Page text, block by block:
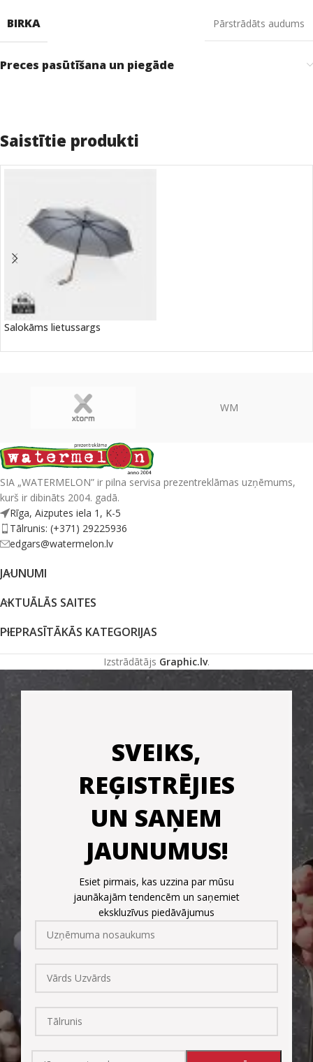
BIRKA Pārstrādāts audums
Preces pasūtīšana un piegāde
Saistītie produkti
Salokāms lietussargs
WM
SIA „WATERMELON” ir pilna servisa prezentreklāmas uzņēmums,
kurš ir dibināts 2004. gadā.
Rīga, Aizputes iela 1, K-5
Tālrunis: (+371) 29225936
edgars@watermelon.lv
JAUNUMI
AKTUĀLĀS SAITES
PIEPRASĪTĀKĀS KATEGORIJAS
Izstrādātājs Graphic.lv.
SVEIKS,
REĢISTRĒJIES
UN SAŅEM
JAUNUMUS!
Esiet pirmais, kas uzzina par mūsu
jaunākajām tendencēm un saņemiet
ekskluzīvus piedāvājumus